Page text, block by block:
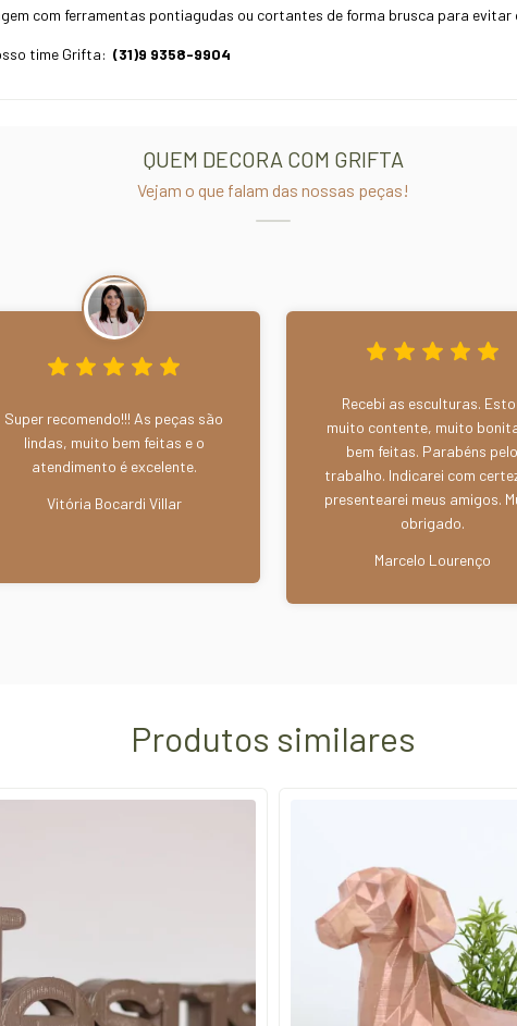
com ferramentas pontiagudas ou cortantes de forma brusca para
time Grifta: (31)9 9358-9904
QUEM DECORA COM GRIFTA
Vejam o que falam das nossas peças!
Super recomendo!!! As peças são
lindas, muito bem feitas e o
atendimento é excelente.
Vitória Bocardi Villar
Recebi as esculturas.
muito contente, muito
bem feitas. Parabéns pelo
trabalho. Indicarei com
presentearei meus amigos.
obrigado.
Marcelo Lourenço
Produtos similares